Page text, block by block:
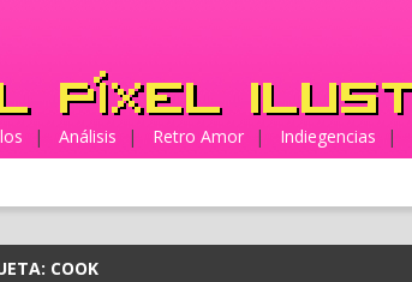
| Análisis | Retro Amor | Indiegencias |
COOK